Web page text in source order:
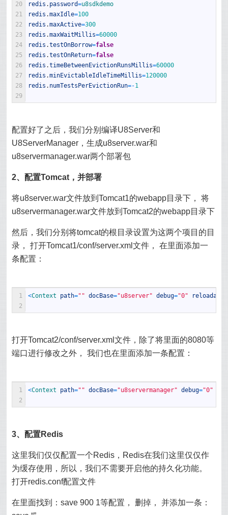
20
21
22
23
24
25
26
27
28
29
redis . password=u8sdkdemo
redis .maxIdle=100
redis .maxActive=300
redis .maxWaitMillis=60000
redis .testOnBorrow=false
redis .testOnReturn=false
redis .timeBetweenEvictionRunsMillis=60000
redis .minEvictableIdleTimeMillis=120000
redis . numTestsPerEvictionRun=-1
配置好了之后，我们分别编译U8Server和
U8ServerManager，生成u8server.war和
u8servermanager.war两个部署包
2、配置Tomcat，并部署
将u8server.war文件放到Tomcat1的webapp目录下， 将
u8servermanager.war文件放到Tomcat2的webapp目录下
然后，我们分别将tomcat的根目录设置为这两个项目的目
录， 打开Tomcat1/conf/server.xml文件， 在里面添加一
条配置：
1
2
<Context path="" docBase="u8server" debug="0" reloadable
打开Tomcat2/conf/server.xml文件，除了将里面的8080等
端口进行修改之外， 我们也在里面添加一条配置：
1
2
<Context path="" docBase="u8servermanager" debug="0"
3、配置Redis
这里我们仅仅配置一个Redis，Redis在我们这里仅仅作
为缓存使用，所以，我们不需要开启他的持久化功能。
打开redis.conf配置文件
在里面找到：save 900 1等配置， 删掉， 并添加一条：